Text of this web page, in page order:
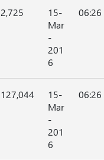
2,725
15-
Mar
-
201
6
06:26
127,044
15-
Mar
-
201
6
06:26